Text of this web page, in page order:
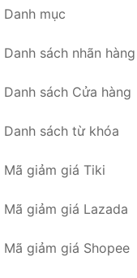
Danh mục
Danh sách nhãn hàng
Danh sách Cửa hàng
Danh sách từ khóa
Mã giảm giá Tiki
Mã giảm giá Lazada
Mã giảm giá Shopee